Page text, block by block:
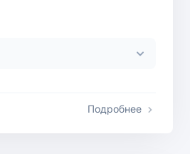
Подробнее